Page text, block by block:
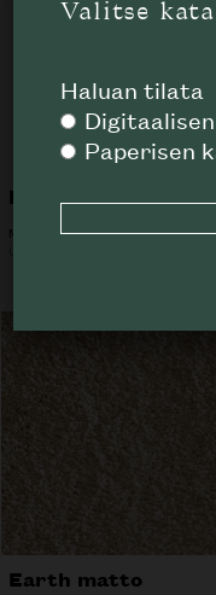
Nuvole matto
MINOTTI
Earth matto
Valitse
Haluan tilata
Paperisen